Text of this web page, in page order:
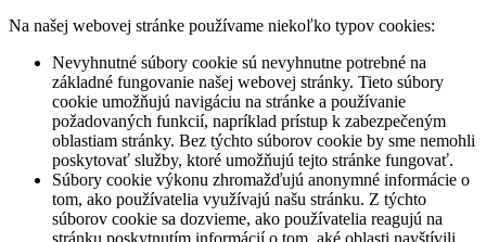
Na našej webovej stránke používame niekoľko typov cookies:
Nevyhnutné súbory cookie sú nevyhnutne potrebné na
základné fungovanie našej webovej stránky. Tieto súbory
cookie umožňujú navigáciu na stránke a používanie
požadovaných funkcií, napríklad prístup k zabezpečeným
oblastiam stránky. Bez týchto súborov cookie by sme nemohli
poskytovať služby, ktoré umožňujú tejto stránke fungovať.
Súbory cookie výkonu zhromažďujú anonymné informácie o
tom, ako používatelia využívajú našu stránku. Z týchto
súborov cookie sa dozvieme, ako používatelia reagujú na